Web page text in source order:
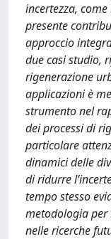
incertezza,
presente
approccio
due casi studio,
rigenerazione
applicazioni è
strumento nel
dei processi di
particolare
dinamici delle
di ridurre
tempo stesso
metodologia per
nelle ricerche